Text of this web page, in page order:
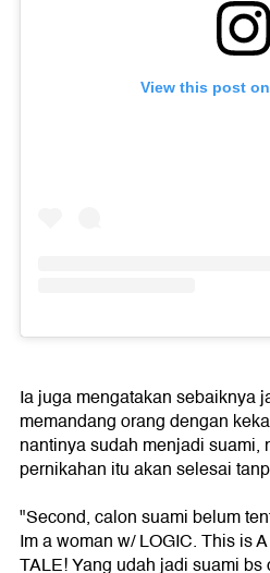
View this post
Ia juga mengatakan sebaiknya
memandang orang dengan
nantinya sudah menjadi suami,
pernikahan itu akan selesai
"Second, calon suami belum
Im a woman w/ LOGIC. This is
TALE! Yang udah jadi suami